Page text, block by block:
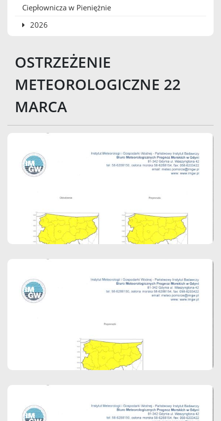
Ciepłownicza w Pieniężnie
2026
OSTRZEŻENIE
METEOROLOGICZNE 22
MARCA